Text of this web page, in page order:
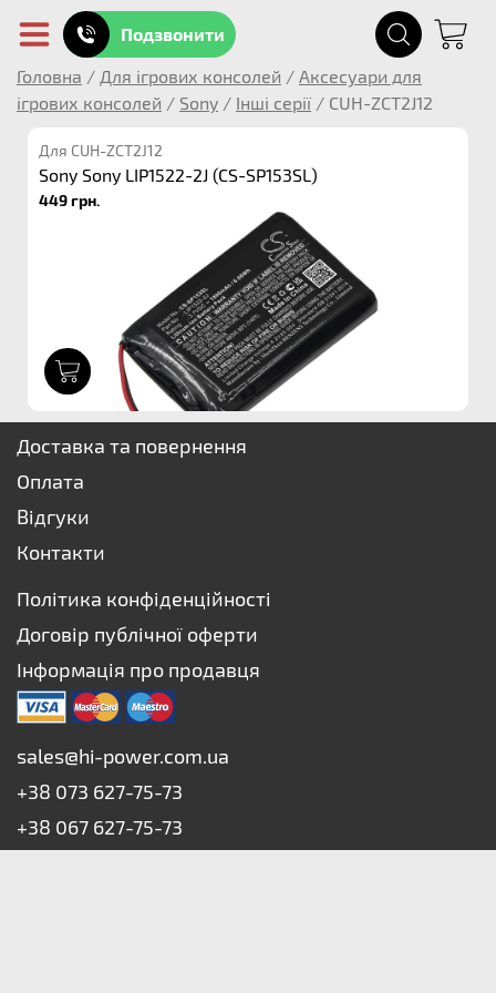
Подзвонити
Головна / Для ігрових консолей / Аксесуари для
ігрових консолей / Sony / Інші серії / CUH-ZCT2J12
Для CUH-ZCT2J12
Sony Sony LIP1522-2J (CS-SP153SL)
449 грн.
Доставка та повернення
Оплата
Відгуки
Контакти
Політика конфіденційності
Договір публічної оферти
Інформація про продавця
sales@hi-power.com.ua
+38 073 627-75-73
+38 067 627-75-73